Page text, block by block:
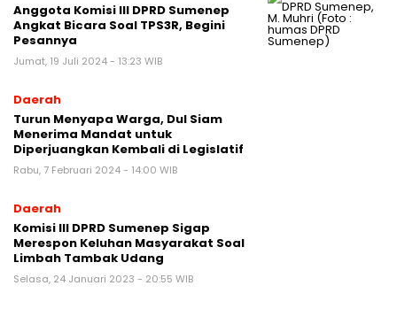
Anggota Komisi III DPRD Sumenep
Angkat Bicara Soal TPS3R, Begini
Pesannya
Jumat, 19 Juli 2024 - 13:23 WIB
Daerah
Turun Menyapa Warga, Dul Siam
Menerima Mandat untuk
Diperjuangkan Kembali di Legislatif
Rabu, 7 Februari 2024 - 14:00 WIB
Daerah
Komisi III DPRD Sumenep Sigap
Merespon Keluhan Masyarakat Soal
Limbah Tambak Udang
Selasa, 24 Januari 2023 - 20:55 WIB